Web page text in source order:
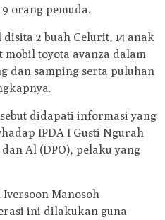
orang pemuda.
2 buah Celurit, 14 anak
mobil toyota avanza dalam
dan samping serta puluhan
didapati informasi yang
IPDA I Gusti Ngurah
Al (DPO), pelaku yang
Manosoh
ini dilakukan guna